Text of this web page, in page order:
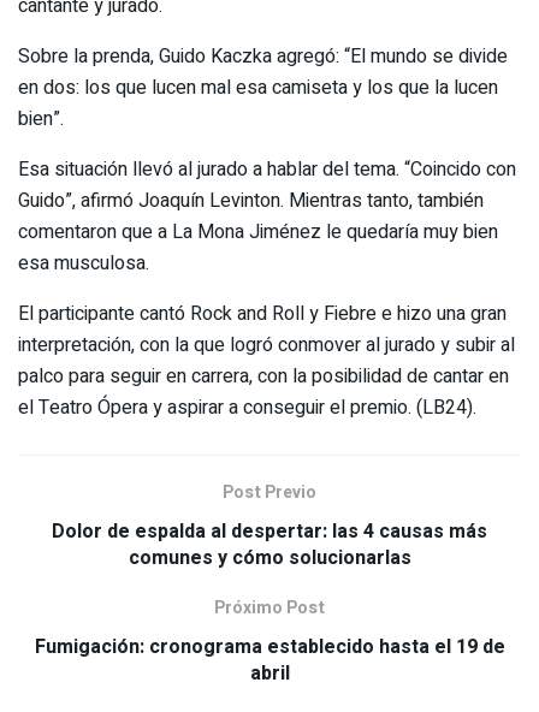
cantante y jurado.
Sobre la prenda, Guido Kaczka agregó: “El mundo se divide
en dos: los que lucen mal esa camiseta y los que la lucen
bien”.
Esa situación llevó al jurado a hablar del tema. “Coincido con
Guido”, afirmó Joaquín Levinton. Mientras tanto, también
comentaron que a La Mona Jiménez le quedaría muy bien
esa musculosa.
El participante cantó Rock and Roll y Fiebre e hizo una gran
interpretación, con la que logró conmover al jurado y subir al
palco para seguir en carrera, con la posibilidad de cantar en
el Teatro Ópera y aspirar a conseguir el premio. (LB24).
Post Previo
Dolor de espalda al despertar: las 4 causas más
comunes y cómo solucionarlas
Próximo Post
Fumigación: cronograma establecido hasta el 19 de
abril